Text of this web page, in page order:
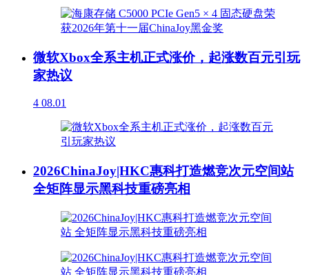
微软Xbox全系主机正式涨价，起涨数百元引玩
家热议
4 08.01
2026ChinaJoy|HKC惠科打造燃竞次元空间站
全矩阵显示黑科技重磅亮相